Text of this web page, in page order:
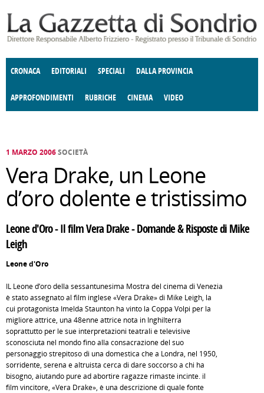
CRONACA EDITORIALI SPECIALI DALLA PROVINCIA
APPROFONDIMENTI
E SPETTACOLI POLITICA
RUBRICHE
DELLE IDEE FATTI DELLO SPIRITO
CINEMA VIDEO
1 MARZO 2006SOCIETÀ
Vera Drake, un Leone
d’oro dolente e tristissimo
Leone d'Oro - Il film Vera Drake - Domande & Risposte di Mike
Leigh
Leone d'Oro
IL Leone d’oro della sessantunesima Mostra del cinema di Venezia
è stato assegnato al film inglese «Vera Drake» di Mike Leigh, la
cui protagonista Imelda Staunton ha vinto la Coppa Volpi per la
migliore attrice, una 48enne attrice nota in Inghilterra
soprattutto per le sue interpretazioni teatrali e televisive
sconosciuta nel mondo fino alla consacrazione del suo
personaggio strepitoso di una domestica che a Londra, nel 1950,
sorridente, serena e altruista cerca di dare soccorso a chi ha
bisogno, aiutando pure ad abortire ragazze rimaste incinte. il
film vincitore, «Vera Drake», è una descrizione di quale fonte